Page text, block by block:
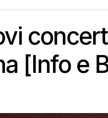
BRESH due nuovi concerti
[Info e